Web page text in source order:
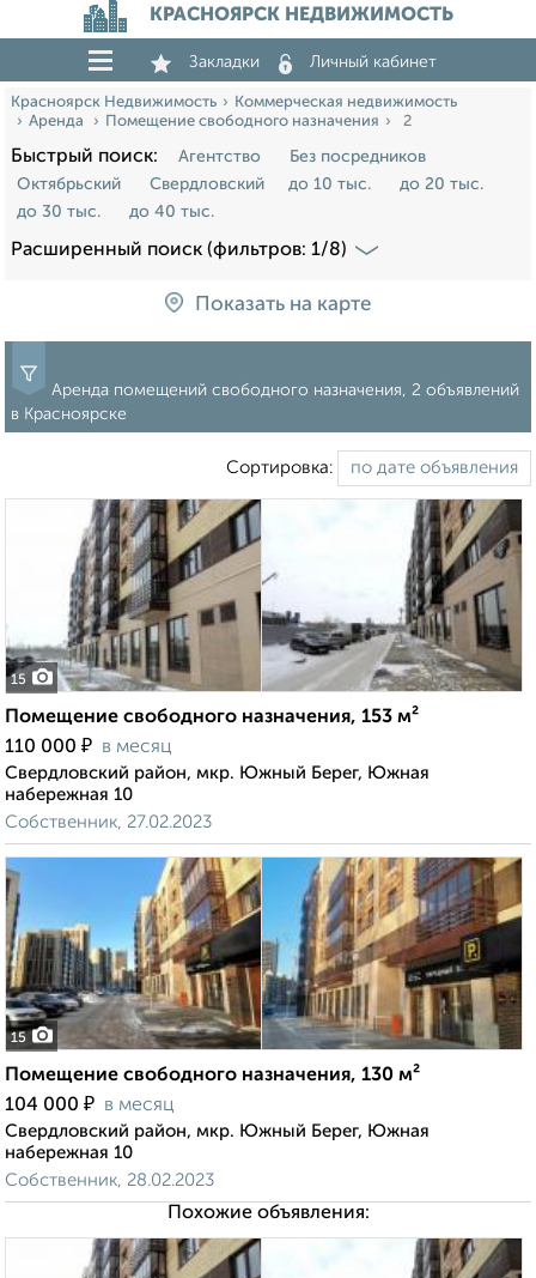
КРАСНОЯРСК НЕДВИЖИМОСТЬ
Закладки Личный кабинет
Красноярск Недвижимость
Коммерческая недвижимость
Аренда
Помещение свободного назначения 2
Быстрый поиск: Агентство
Без посредников
Октябрьский
Свердловский до 10 тыс.
до 20 тыс.
до 30 тыс.
до 40 тыс.
Расширенный поиск (фильтров: 1/8)
Показать на карте
Аренда помещений свободного назначения, 2 объявлений
в Красноярске
Сортировка:
15
Помещение свободного назначения, 153 м²
110 000 ₽ в месяц
Свердловский район, мкр. Южный Берег, Южная
набережная 10
Собственник, 27.02.2023
15
Помещение свободного назначения, 130 м²
104 000 ₽ в месяц
Свердловский район, мкр. Южный Берег, Южная
набережная 10
Собственник, 28.02.2023
Похожие объявления: